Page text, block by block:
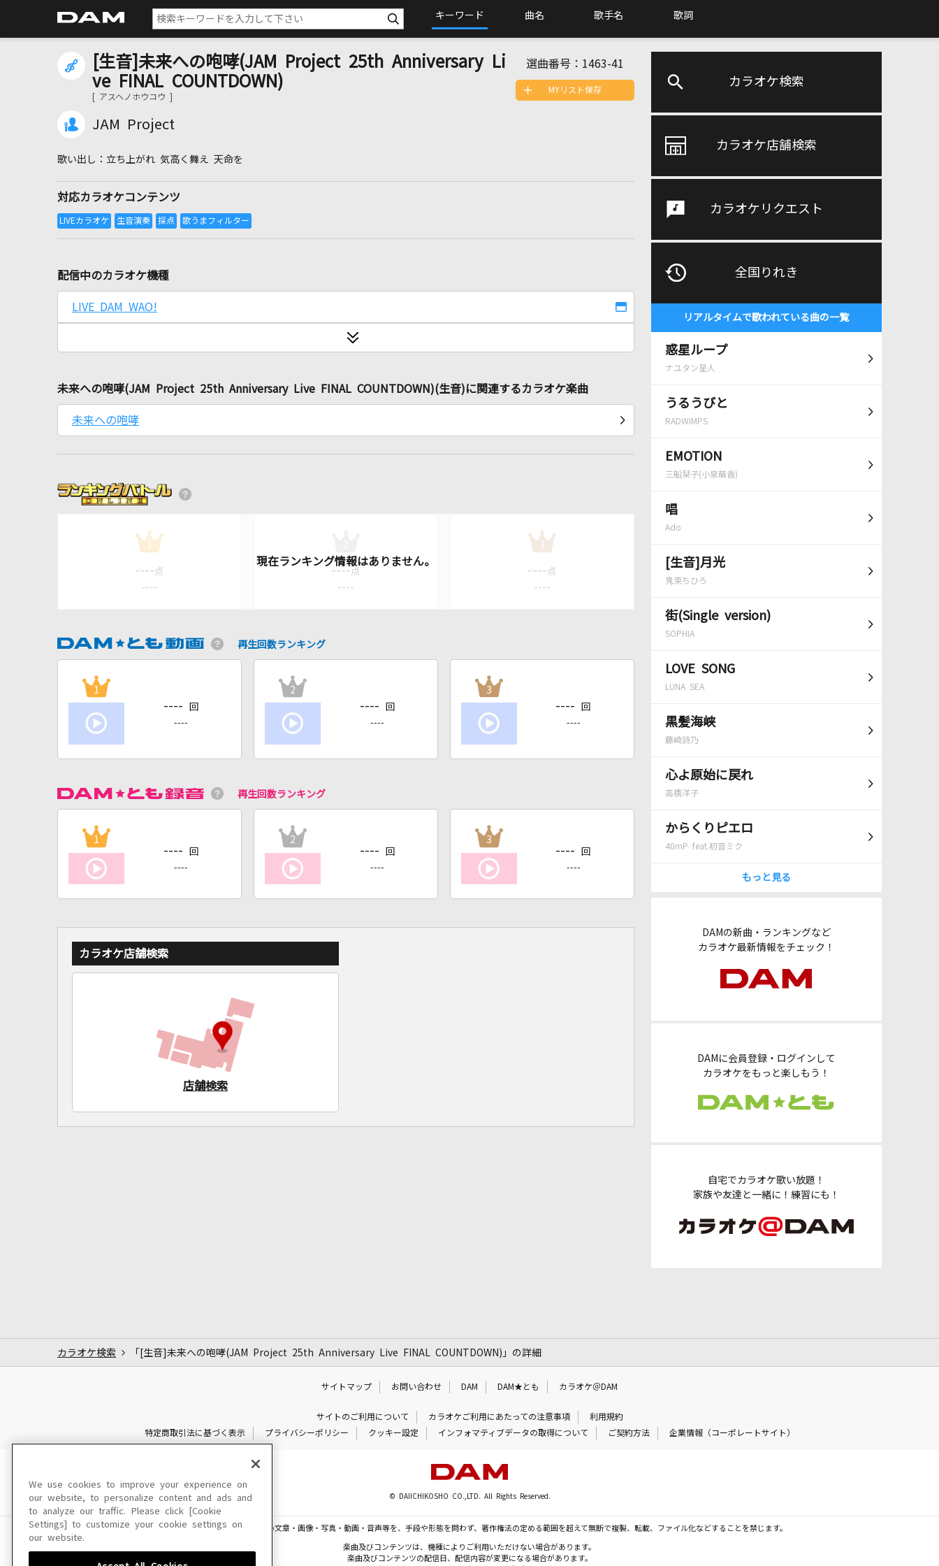
キーワード 曲名 歌手名 歌詞
カラオケ検索
カラオケ店舗検索
カラオケリクエスト
全国りれき
リアルタイムで歌われている曲の一覧
惑星ループ
ナユタン星人
うるうびと
RADWIMPS
EMOTION
三船栞子(小泉萌香)
唱
Ado
[生音]月光
鬼束ちひろ
街(Single version)
SOPHIA
LOVE SONG
LUNA SEA
黒髪海峡
藤崎詩乃
心よ原始に戻れ
高橋洋子
からくりピエロ
40mP feat.初音ミク
もっと見る
DAMの新曲・ランキングなど
カラオケ最新情報をチェック！
DAMに会員登録・ログインして
カラオケをもっと楽しもう！
自宅でカラオケ歌い放題！
家族や友達と一緒に！練習にも！
[生音]未来への咆哮(JAM Project 25th Anniversary Li
ve FINAL COUNTDOWN)
[ アスヘノホウコウ ]
JAM Project
選曲番号： 1463-41
立ち上がれ 気高く舞え 天命を
対応カラオケコンテンツ
MYリスト保存
配信中のカラオケ機種
LIVE DAM WAO!
未来への咆哮(JAM Project 25th Anniversary Live FINAL COUNTDOWN)(生音)に関連するカラオケ楽曲
未来への咆哮
1
---- 点
----
---- 点
----
3
---- 点
----
再生回数ランキング
1
---- 回
----
2
---- 回
----
3
---- 回
----
再生回数ランキング
1
---- 回
----
2
---- 回
----
3
---- 回
----
カラオケ店舗検索
店舗検索
カラオケ検索 「[生音]未来への咆哮(JAM Project 25th Anniversary Live FINAL COUNTDOWN)」の詳細
サイトマップ お問い合わせ DAM DAM★とも カラオケ＠DAM
サイトのご利用について カラオケご利用にあたっての注意事項
利用規約
特定商取引法に基づく表示
プライバシーポリシー クッキー設定 インフォマティブデータの取得について ご契約方法 企業情報（コーポレートサイト）
© DAIICHIKOSHO CO.,LTD. All Rights Reserved.
このサイトに掲載されている一切の文章・画像・写真・動画・音声等を、手段や形態を問わず、著作権法の定める範囲を超えて無断で複製、転載、ファイル化などすることを禁じます。
楽曲及びコンテンツは、機種によりご利用いただけない場合があります。
楽曲及びコンテンツの配信日、配信内容が変更になる場合があります。
We use cookies to improve your experience on
our website, to personalize content and ads and
to analyze our traffic. Please click [Cookie
Settings] to customize your cookie settings on
our website.